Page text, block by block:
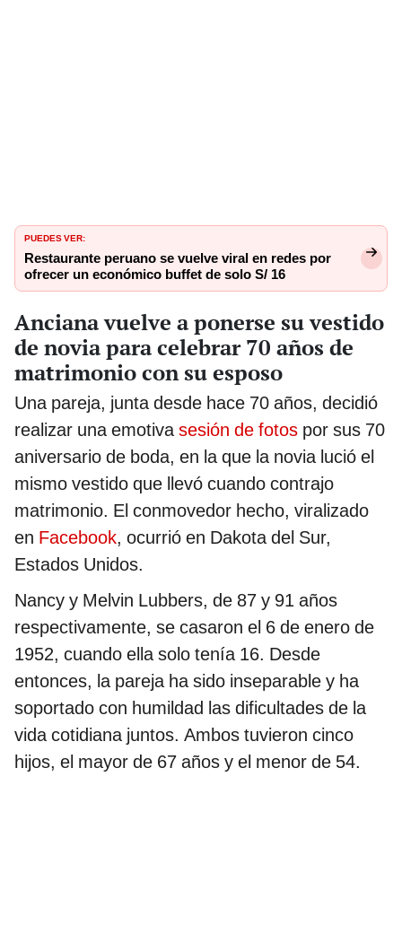
PUEDES VER:
Restaurante peruano se vuelve viral en redes por
ofrecer un económico buffet de solo S/ 16
Anciana vuelve a ponerse su vestido
de novia para celebrar 70 años de
matrimonio con su esposo
Una pareja, junta desde hace 70 años, decidió
realizar una emotivasesión de fotos por sus 70
aniversario de boda, en la que la novia lució el
mismo vestido que llevó cuando contrajo
matrimonio. El conmovedor hecho, viralizado
en Facebook, ocurrió en Dakota del Sur,
Estados Unidos.
Nancy y Melvin Lubbers, de 87 y 91 años
respectivamente, se casaron el 6 de enero de
1952, cuando ella solo tenía 16. Desde
entonces, la pareja ha sido inseparable y ha
soportado con humildad las dificultades de la
vida cotidiana juntos. Ambos tuvieron cinco
hijos, el mayor de 67 años y el menor de 54.